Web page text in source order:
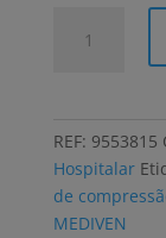
MEDIVEN
FORTE
REF: 9553815
Hospitalar
de
MEDIVEN